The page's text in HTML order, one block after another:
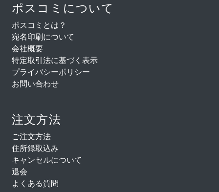
ポスコミについて
ポスコミとは？
宛名印刷について
会社概要
特定取引法に基づく表示
プライバシーポリシー
お問い合わせ
注文方法
ご注文方法
住所録取込み
キャンセルについて
退会
よくある質問